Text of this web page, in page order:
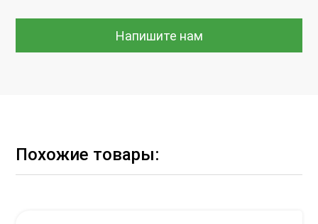
Напишите нам
Похожие товары: